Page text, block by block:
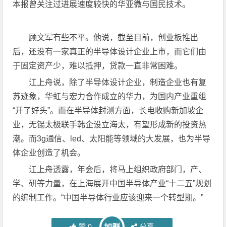
本报曾关注过进展速度较快的华亚微与国民技术。
顾文军有些不平。他说，截至目前，创业板推出
后，还没有一家真正的半导体设计企业上市，而它们由
于固定资产少，难以抵押，贷款一直非常困难。
江上舟说，除了半导体设计企业，制造企业也有复
苏迹象，华虹与宏力合作成立的华力，为国内产业重组
“开了好头”。而在半导体封测方面，长电收购新加坡企
业，无锡太极联手韩企设立海太，有望形成新的投资热
潮。而3g通信、led、太阳能等领域的大发展，也为半导
体企业创造了机会。
江上舟透露，年会后，将马上组织政府部门，产、
学、研等力量，在上海展开中国半导体产业“十二五”规划
的编制工作。“中国半导体行业应该迎来一个转型期。”